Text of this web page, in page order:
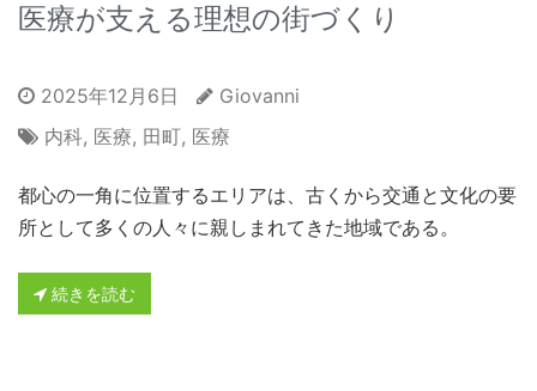
医療が支える理想の街づくり
2025年12月6日
Giovanni
内科, 医療, 田町, 医療
都心の一角に位置するエリアは、古くから交通と文化の要
所として多くの人々に親しまれてきた地域である。
続きを読む